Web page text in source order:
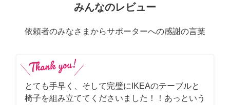
みんなのレビュー
依頼者のみなさまからサポーターへの感謝の言葉
とても手早く、そして完璧にIKEAのテーブルと
椅子を組み立ててくださいました！！あっという